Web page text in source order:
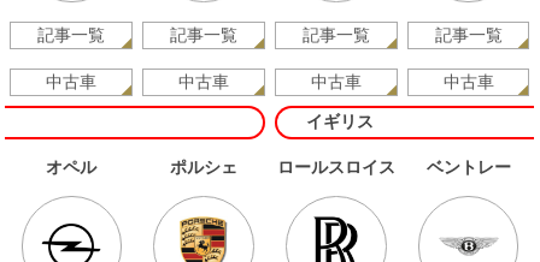
記事一覧
中古車
記事一覧
中古車
記事一覧
中古車
記事一覧
中古車
オペル ポルシェ
イギリス
ロールスロイス ベントレー